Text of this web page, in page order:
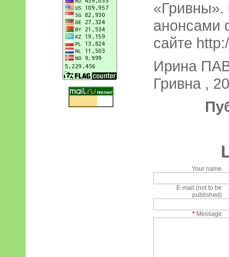
«Гривны».
анонсами
сайте
Ирина
Гривна ,
Your name
E-mail (not to be
published)
* Message